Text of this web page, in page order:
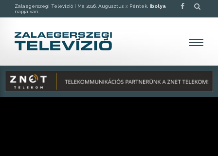
Zalaegerszegi Televízió | Ma 2026. Augusztus 7. Péntek, Ibolya
napja van.